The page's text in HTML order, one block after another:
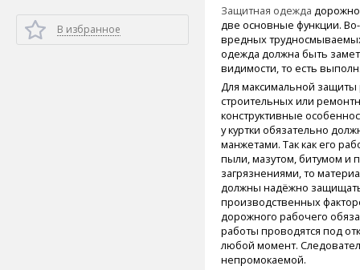
В избранное
Защитная одежда
две основные функции.
вредных
одежда должна быть
видимости, то есть
Для максимальной
строительных или
конструктивные
у куртки обязательно
манжетами. Так как его
пыли, мазутом, битумом и
загрязнениями, то
должны надёжно
производственных
дорожного рабочего
работы проводятся под
любой момент.
непромокаемой.